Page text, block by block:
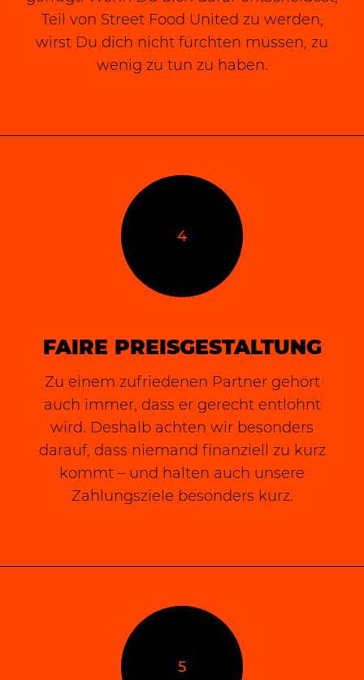
Teil von Street Food United zu werden,
wirst Du dich nicht fürchten müssen, zu
wenig zu tun zu haben.
4
FAIRE PREISGESTALTUNG
Zu einem zufriedenen Partner gehört
auch immer, dass er gerecht entlohnt
wird. Deshalb achten wir besonders
darauf, dass niemand finanziell zu kurz
kommt – und halten auch unsere
Zahlungsziele besonders kurz.
5